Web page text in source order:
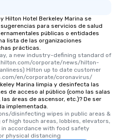
Hilton Hotel Berkeley Marina se
para servicios de salud
públicas o entidades
lista de las organizaciones
prácticas.
a new industry-defining standard of
corporate/news/hilton-
Hilton up to date customer
en/corporate/coronavirus/
Marina limpia y desinfecta las
de acceso al público (como las salas
áreas de ascensor, etc.)? De ser
implementada.
disinfecting wipes in public areas &
high touch areas, lobbies, elevators,
in accordance with food safety
physical distancing